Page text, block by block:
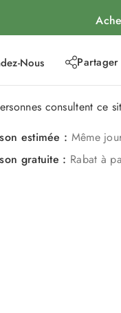
Nous Partager
consultent ce
estimée : Même
gratuite : Rabat à